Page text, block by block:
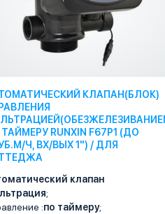
КЛАПАН(БЛОК)
RUNXIN F67P1 (ДО
Ч, ВХ/ВЫХ 1") / ДЛЯ
клапан
;
:по таймеру;